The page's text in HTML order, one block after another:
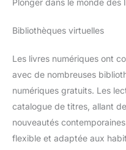
Bibliothèques virtuelles
Les livres numériques ont
avec de nombreuses
numériques gratuits. Les
catalogue de titres, allant
nouveautés
flexible et adaptée aux